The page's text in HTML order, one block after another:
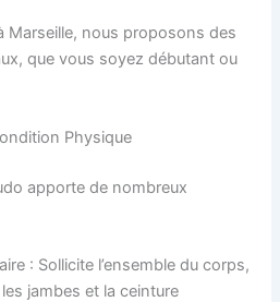
Marseille, nous proposons des
que vous soyez débutant ou
Physique
apporte de nombreux
: Sollicite l’ensemble du corps,
jambes et la ceinture